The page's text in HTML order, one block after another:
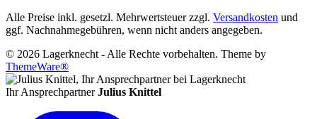
Alle Preise inkl. gesetzl. Mehrwertsteuer zzgl. Versandkosten und
ggf. Nachnahmegebühren, wenn nicht anders angegeben.
© 2026 Lagerknecht - Alle Rechte vorbehalten. Theme by
ThemeWare®
Ihr Ansprechpartner Julius Knittel